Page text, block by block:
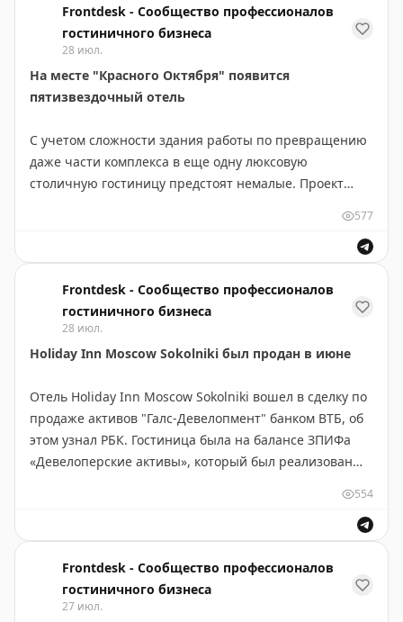
Frontdesk - Сообщество профессионалов
гостиничного бизнеса
28 июл.
На месте "Красного Октября" появится
пятизвездочный отель
С учетом сложности здания работы по превращению
даже части комплекса в еще одну люксовую
столичную гостиницу предстоят немалые. Проект
https://www.frontdesk.ru/article/na-krasnom-oktyabre-
poselitsya-pyatizvezdnik
577
Frontdesk - Сообщество профессионалов
гостиничного бизнеса
28 июл.
Holiday Inn Moscow Sokolniki был продан в июне
Отель Holiday Inn Moscow Sokolniki вошел в сделку по
продаже активов "Галс-Девелопмент" банком ВТБ, об
этом узнал РБК. Гостиница была на балансе ЗПИФа
«Девелоперские активы», который был реализован
https://www.frontdesk.ru/article/holiday-inn-moscow-
554
Frontdesk - Сообщество профессионалов
гостиничного бизнеса
27 июл.